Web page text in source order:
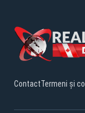
ContactTermeni și